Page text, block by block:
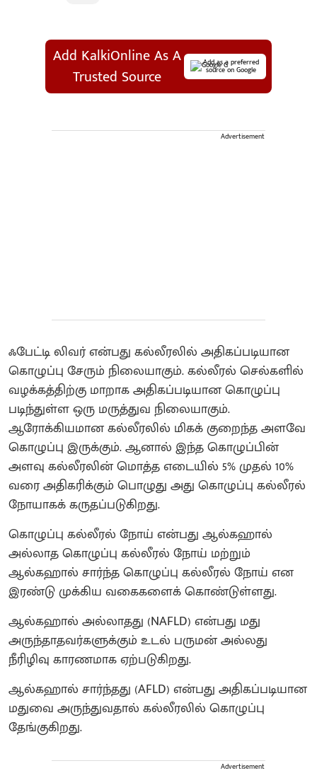
Add KalkiOnline As A
Trusted Source
Add as a preferred
source on Google
Advertisement
ஃபேட்டி லிவர் என்பது கல்லீரலில் அதிகப்படியான
கொழுப்பு சேரும் நிலையாகும். கல்லீரல் செல்களில்
வழக்கத்திற்கு மாறாக அதிகப்படியான கொழுப்பு
படிந்துள்ள ஒரு மருத்துவ நிலையாகும்.
ஆரோக்கியமான கல்லீரலில் மிகக் குறைந்த அளவே
கொழுப்பு இருக்கும். ஆனால் இந்த கொழுப்பின்
அளவு கல்லீரலின் மொத்த எடையில் 5% முதல் 10%
வரை அதிகரிக்கும் பொழுது அது கொழுப்பு கல்லீரல்
நோயாகக் கருதப்படுகிறது.
கொழுப்பு கல்லீரல் நோய் என்பது ஆல்கஹால்
அல்லாத கொழுப்பு கல்லீரல் நோய் மற்றும்
ஆல்கஹால் சார்ந்த கொழுப்பு கல்லீரல் நோய் என
இரண்டு முக்கிய வகைகளைக் கொண்டுள்ளது.
ஆல்கஹால் அல்லாதது (NAFLD) என்பது மது
அருந்தாதவர்களுக்கும் உடல் பருமன் அல்லது
நீரிழிவு காரணமாக ஏற்படுகிறது.
ஆல்கஹால் சார்ந்தது (AFLD) என்பது அதிகப்படியான
மதுவை அருந்துவதால் கல்லீரலில் கொழுப்பு
தேங்குகிறது.
Advertisement